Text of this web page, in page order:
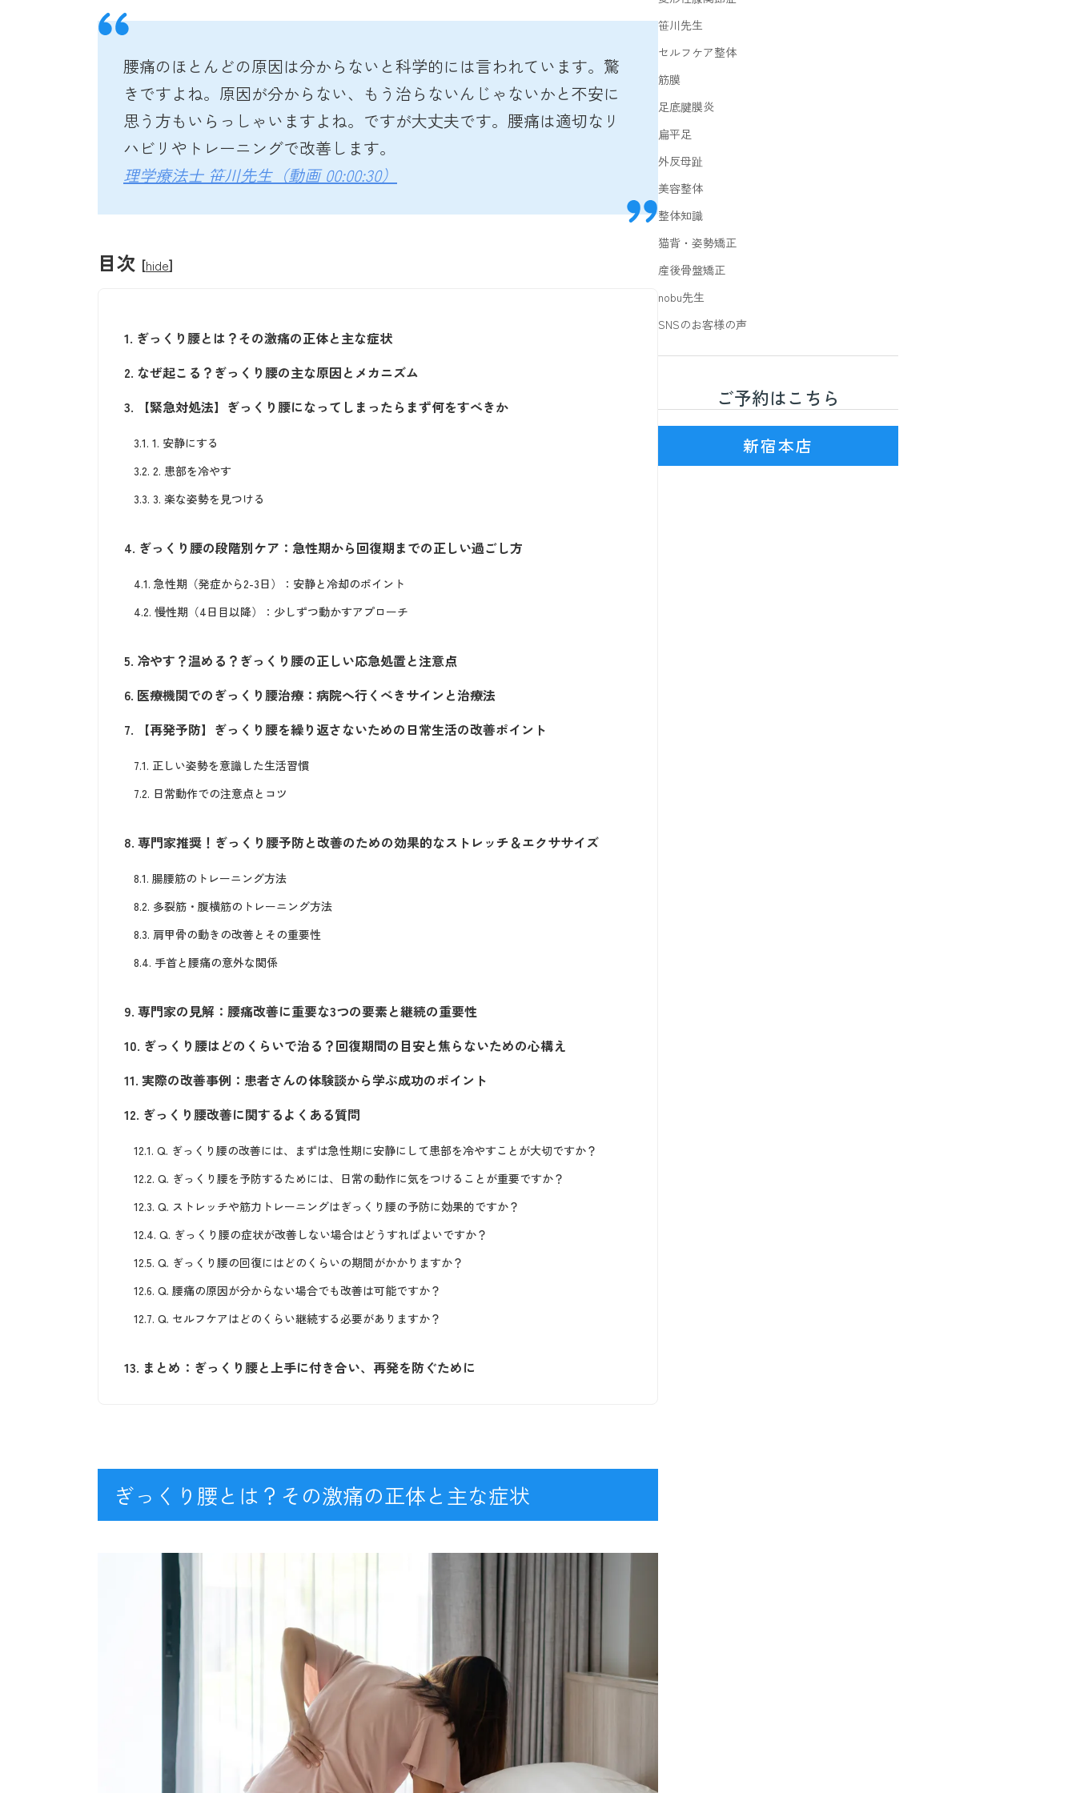
腰痛のほとんどの原因は分からないと科学的には言われています。驚
きですよね。原因が分からない、もう治らないんじゃないかと不安に
思う方もいらっしゃいますよね。ですが大丈夫です。腰痛は適切なリ
ハビリやトレーニングで改善します。
理学療法士 笹川先生（動画 00:00:30）
目次 [hide]
1. ぎっくり腰とは？その激痛の正体と主な症状
2. なぜ起こる？ぎっくり腰の主な原因とメカニズム
3. 【緊急対処法】ぎっくり腰になってしまったらまず何をすべきか
3.1. 1. 安静にする
3.2. 2. 患部を冷やす
3.3. 3. 楽な姿勢を見つける
4. ぎっくり腰の段階別ケア：急性期から回復期までの正しい過ごし方
4.1. 急性期（発症から2-3日）：安静と冷却のポイント
4.2. 慢性期（4日目以降）：少しずつ動かすアプローチ
5. 冷やす？温める？ぎっくり腰の正しい応急処置と注意点
6. 医療機関でのぎっくり腰治療：病院へ行くべきサインと治療法
7. 【再発予防】ぎっくり腰を繰り返さないための日常生活の改善ポイント
7.1. 正しい姿勢を意識した生活習慣
7.2. 日常動作での注意点とコツ
8. 専門家推奨！ぎっくり腰予防と改善のための効果的なストレッチ＆エクササイズ
8.1. 腸腰筋のトレーニング方法
8.2. 多裂筋・腹横筋のトレーニング方法
8.3. 肩甲骨の動きの改善とその重要性
8.4. 手首と腰痛の意外な関係
9. 専門家の見解：腰痛改善に重要な3つの要素と継続の重要性
10. ぎっくり腰はどのくらいで治る？回復期間の目安と焦らないための心構え
11. 実際の改善事例：患者さんの体験談から学ぶ成功のポイント
12. ぎっくり腰改善に関するよくある質問
12.1. Q. ぎっくり腰の改善には、まずは急性期に安静にして患部を冷やすことが大切ですか？
12.2. Q. ぎっくり腰を予防するためには、日常の動作に気をつけることが重要ですか？
12.3. Q. ストレッチや筋力トレーニングはぎっくり腰の予防に効果的ですか？
12.4. Q. ぎっくり腰の症状が改善しない場合はどうすればよいですか？
12.5. Q. ぎっくり腰の回復にはどのくらいの期間がかかりますか？
12.6. Q. 腰痛の原因が分からない場合でも改善は可能ですか？
12.7. Q. セルフケアはどのくらい継続する必要がありますか？
13. まとめ：ぎっくり腰と上手に付き合い、再発を防ぐために
ぎっくり腰とは？その激痛の正体と主な症状
笹川先生
セルフケア整体
筋膜
足底腱膜炎
扁平足
外反母趾
美容整体
整体知識
猫背・姿勢矯正
産後骨盤矯正
nobu先生
SNSのお客様の声
ご予約はこちら
新宿本店
新宿駅(JR線)3番出口を出て徒歩7分